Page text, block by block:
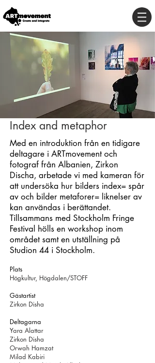
Index and metaphor
Med en introduktion från en tidigare
deltagare i ARTmovement och
fotograf från Albanien, Zirkon
Discha, arbetade vi med kameran för
att undersöka hur bilders index= spår
av och bilder metaforer= liknelser av
kan användas i berättandet.
Tillsammans med Stockholm Fringe
Festival hölls en workshop inom
området samt en utställning på
Studion 44 i Stockholm.
Plats
Högkultur, Högdalen/STOFF
Gästartist
Zirkon Disha
Deltagarna
Yara Alattar
Zirkon Disha
Orwah Hamzat
Milad Kabiri